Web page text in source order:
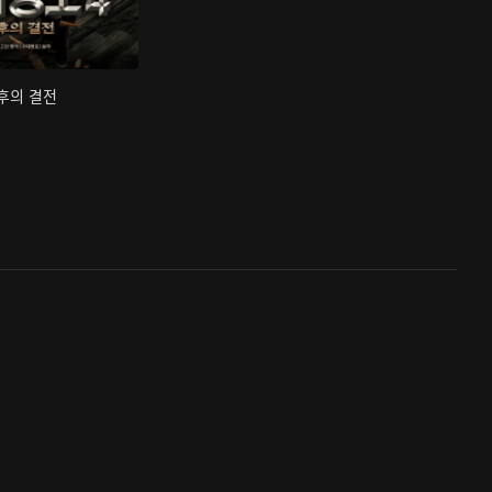
의 결전